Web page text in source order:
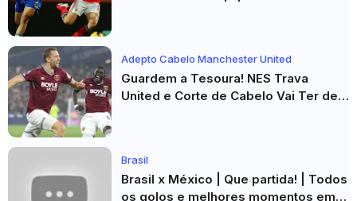
Adepto Cabelo Manchester United
Guardem a Tesoura! NES Trava
United e Corte de Cabelo Vai Ter de
Brasil
Brasil x México | Que partida! | Todos
os golos e melhores momentos em